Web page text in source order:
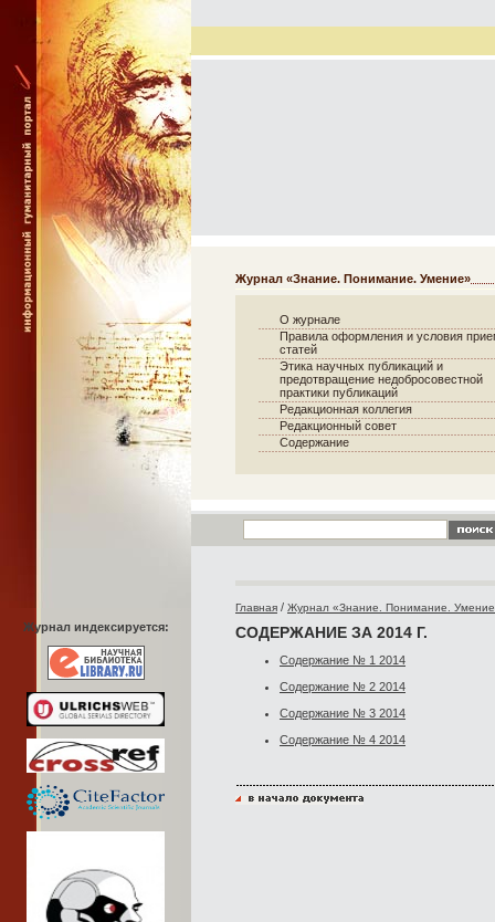
Журнал индексируется:
Журнал «Знание. Понимание. Умение»
О журнале
Правила оформления и условия
статей
Этика научных публикаций и
предотвращение недобросовестной
практики публикаций
Редакционная коллегия
Редакционный совет
Содержание
Главная / Журнал «Знание. Понимание.
СОДЕРЖАНИЕ ЗА 2014 Г.
Содержание № 1 2014
Содержание № 2 2014
Содержание № 3 2014
Содержание № 4 2014